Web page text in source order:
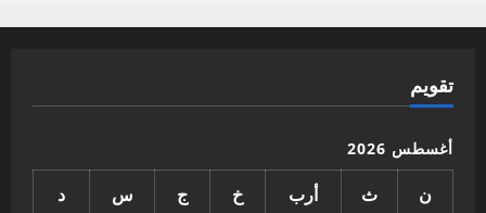
تقويم
أغسطس 2026
ن ث أرب خ ج س
د